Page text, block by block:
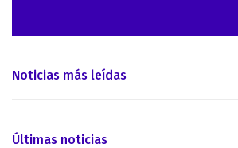
Noticias más leídas
Últimas noticias